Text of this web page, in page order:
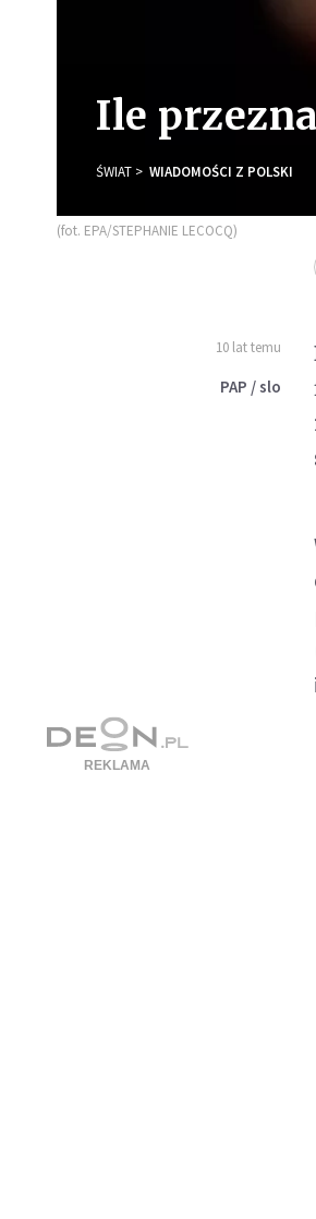
Ile
ŚWIAT WIADOMOŚCI Z POLSKI
(fot. EPA/STEPHANIE LECOCQ)
10 lat temu
PAP / slo